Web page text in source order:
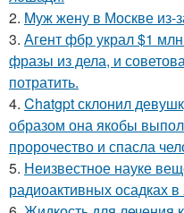
2. Mуж жену в Москве из-
3. Агент фбр украл $1
фразы из дела, и
потратить.
4. Chatgpt склонил
образом она якобы
пророчество и спасла
5. Неизвестное науке
радиоактивных осадках